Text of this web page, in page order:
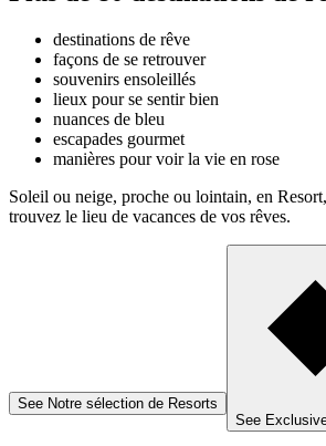
destinations de rêve
façons de se retrouver
souvenirs ensoleillés
lieux pour se sentir bien
nuances de bleu
escapades gourmet
manières pour voir la vie en rose
Soleil ou neige, proche ou lointain, en
trouvez le lieu de vacances de vos rêves.
See Notre sélection de Resorts
See